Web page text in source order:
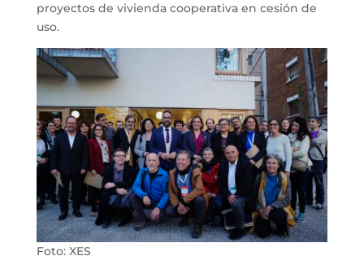
proyectos de vivienda cooperativa en cesión de
uso.
Foto: XES